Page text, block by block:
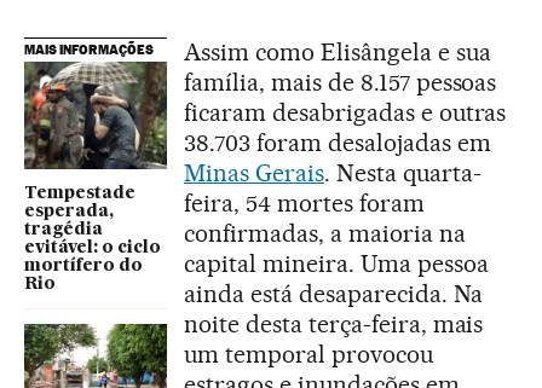
MAIS INFORMAÇÕES
Tempestade
esperada,
tragédia
evitável: o ciclo
mortífero do
Rio
Assim como Elisângela e sua
família, mais de 8.157 pessoas
ficaram desabrigadas e outras
38.703 foram desalojadas em
Minas Gerais. Nesta quarta-
feira, 54 mortes foram
confirmadas, a maioria na
capital mineira. Uma pessoa
ainda está desaparecida. Na
noite desta terça-feira, mais
um temporal provocou